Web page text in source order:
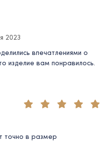
2023
впечатлениями о
изделие вам понравилось.
точно в размер